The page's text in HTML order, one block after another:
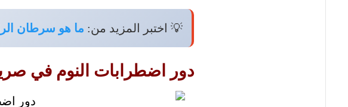
💡 اختبر المزيد من: ما هو سرطان
دور اضطرابات النوم في